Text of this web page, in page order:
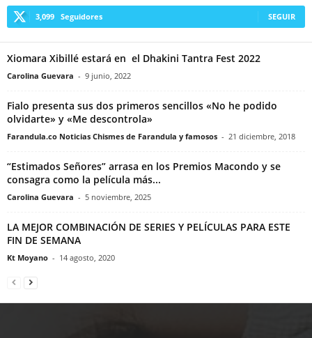
3,099 Seguidores SEGUIR
Xiomara Xibillé estará en el Dhakini Tantra Fest 2022
Carolina Guevara - 9 junio, 2022
Fialo presenta sus dos primeros sencillos «No he podido
olvidarte» y «Me descontrola»
Farandula.co Noticias Chismes de Farandula y famosos - 21 diciembre, 2018
“Estimados Señores” arrasa en los Premios Macondo y se
consagra como la película más...
Carolina Guevara - 5 noviembre, 2025
LA MEJOR COMBINACIÓN DE SERIES Y PELÍCULAS PARA ESTE
FIN DE SEMANA
Kt Moyano - 14 agosto, 2020